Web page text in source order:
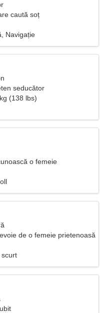
caută soț
Navigație
seducător
(138 lbs)
o femeie
de o femeie prietenoasă
scurt